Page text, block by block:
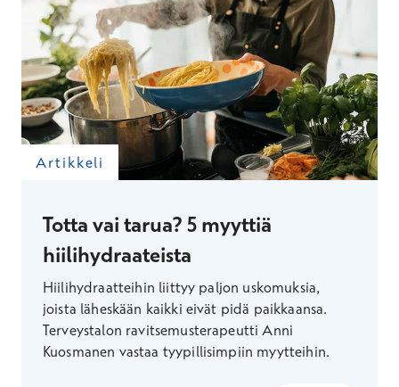
Artikkeli
Totta vai tarua? 5 myyttiä
hiilihydraateista
Hiilihydraatteihin liittyy paljon uskomuksia,
joista läheskään kaikki eivät pidä paikkaansa.
Terveystalon ravitsemusterapeutti Anni
Kuosmanen vastaa tyypillisimpiin myytteihin.